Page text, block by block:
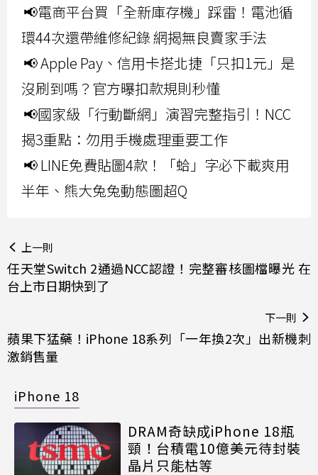
📢電商平台買「全新庫存機」踩雷！電池循
環44次還帶維修紀錄 網揭無良賣家手法
📢 Apple Pay、信用卡搭北捷「只扣1元」是
沒刷到嗎？官方曝扣款規則秒懂
📢國家級「行動斷網」演習完整指引！NCC
揭3重點：勿用手機處理重要工作
📢 LINE免費貼圖4款！「蛤」字必下載爽用
半年、熊大兔兔動態圖超Q
上一則
任天堂Switch 2通過NCC認證！完整審核圖檔曝光 在
台上市日期快到了
下一則
蘋果下猛藥！iPhone 18系列「一年換2次」出新機刺
激銷售量
iPhone 18
DRAM奇缺成iPhone 18瓶
頸！台積電10億美元待封裝
晶片只能枯等